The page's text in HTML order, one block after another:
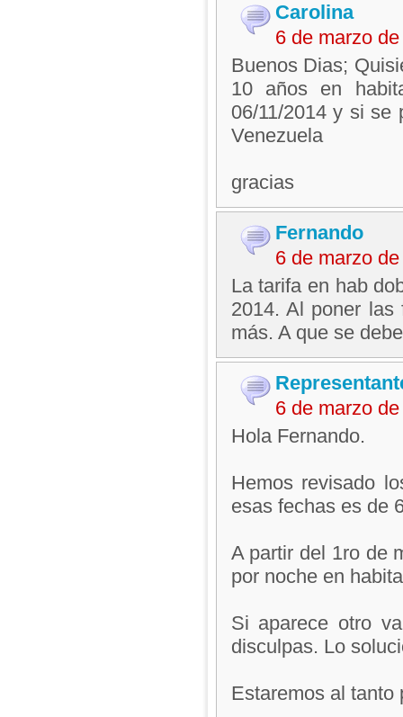
Carolina
6 de marzo
Buenos Dias;
10 años en
06/11/2014 y si se
Venezuela
gracias
Fernando
6 de marzo
La tarifa en hab
2014. Al poner
más. A que se
6 de marzo
Hola Fernando.
Hemos revisado
esas fechas es de
A partir del 1ro de
por noche en
Si aparece otro
disculpas. Lo
Estaremos al tanto